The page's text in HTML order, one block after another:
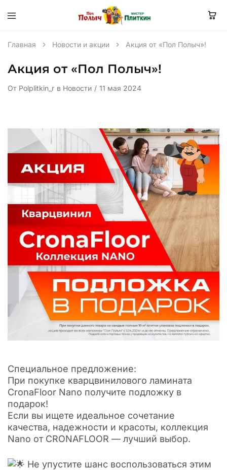
Главная Новости и акции Акция от «Пол Полыч»!
Акция от «Пол Полыч»!
От Polplitkin_r в Новости 11 мая 2024
Специальное предложение:
При покупке кварцвинилового ламината
CronaFloor Nano получите подложку в
подарок!
Если вы ищете идеальное сочетание
качества, надежности и красоты, коллекция
Nano от CRONAFLOOR — лучший выбор.
Не упустите шанс воспользоваться этим